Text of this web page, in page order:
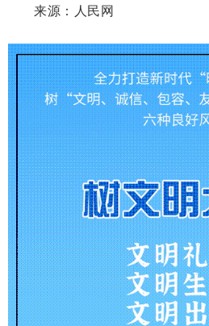
来源：人民网